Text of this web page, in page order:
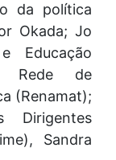
da política
Okada; Jo
Educação
Rede de
(Renamat);
Sandra